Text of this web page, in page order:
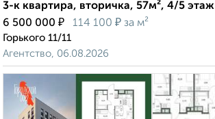
3-к квартира, вторичка, 57м², 4/5 этаж
6 500 000 ₽ 114 100 ₽ за м²
Горького 11/11
Агентство, 06.08.2026